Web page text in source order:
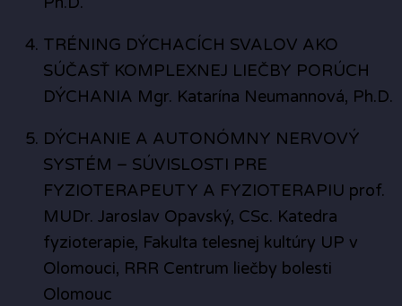
TRÉNING DÝCHACÍCH SVALOV AKO
SÚČASŤ KOMPLEXNEJ LIEČBY PORÚCH
DÝCHANIA Mgr. Katarína Neumannová, Ph.D.
DÝCHANIE A AUTONÓMNY NERVOVÝ
SYSTÉM – SÚVISLOSTI PRE
FYZIOTERAPEUTY A FYZIOTERAPIU prof.
MUDr. Jaroslav Opavský, CSc. Katedra
fyzioterapie, Fakulta telesnej kultúry UP v
Olomouci, RRR Centrum liečby bolesti
Olomouc